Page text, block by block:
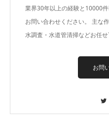
業界30年以上の経験と10000
お問い合わせください。 主な
水調査・水道管清掃などお任せ
お問